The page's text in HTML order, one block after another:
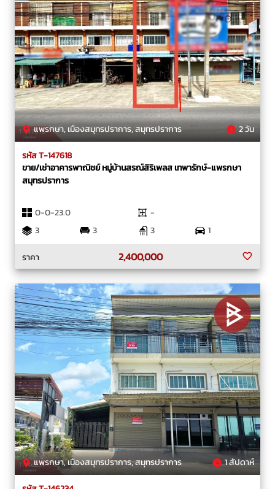
แพรกษา, เมืองสมุทรปราการ, สมุทรปราการ 2 วัน
รหัส T-147618
ขาย/เช่าอาคารพาณิชย์ หมู่บ้านสรณ์สิริเพลส เทพารักษ์-แพรกษา
สมุทรปราการ
0-0-23.0
-
3
3 3
1
ราคา
2,400,000
แพรกษา, เมืองสมุทรปราการ, สมุทรปราการ 1 สัปดาห์